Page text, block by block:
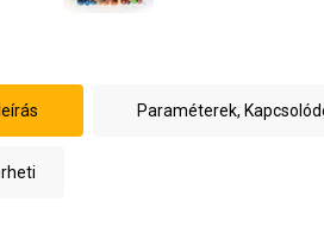
Paraméterek,